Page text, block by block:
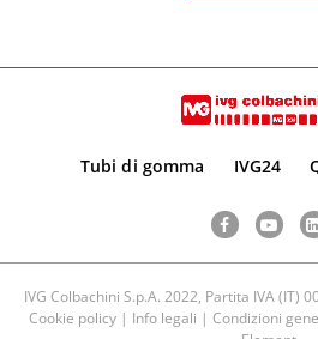
Tubi di gomma IVG24
Facebook
IVG Colbachini S.p.A. 2022, Partita IVA (IT)
Cookie policy| Info legali | Condizioni